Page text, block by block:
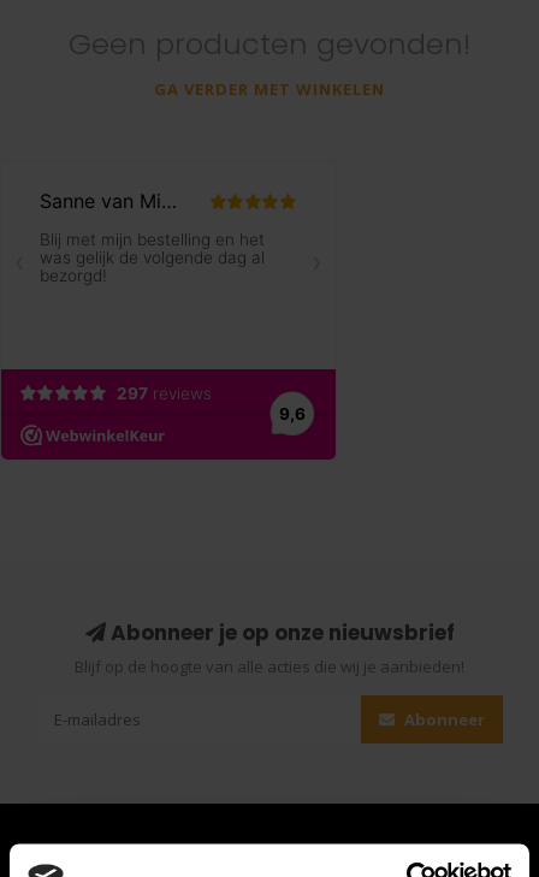
Geen producten gevonden!
GA VERDER MET WINKELEN
Abonneer je op onze nieuwsbrief
Blijf op de hoogte van alle acties die wij je aanbieden!
Abonneer